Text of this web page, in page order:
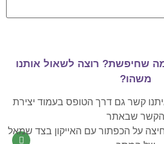
שחיפשת? רוצה לשאול אותנו
משהו?
קשר גם דרך הטופס בעמוד יצירת
הקשר שבאתר
על הכפתור עם האייקון בצד שמאל